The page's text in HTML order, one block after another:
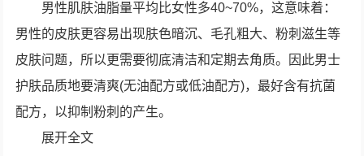
男性肌肤油脂量平均比女性多40~70%，这意味着：
男性的皮肤更容易出现肤色暗沉、毛孔粗大、粉刺滋生等
皮肤问题，所以更需要彻底清洁和定期去角质。因此男士
护肤品质地要清爽(无油配方或低油配方)，最好含有抗菌
配方，以抑制粉刺的产生。
展开全文